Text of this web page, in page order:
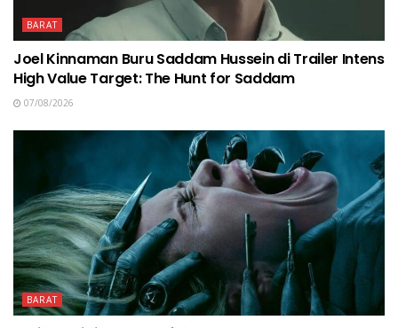
BARAT
Joel Kinnaman Buru Saddam Hussein di Trailer Intens
High Value Target: The Hunt for Saddam
07/08/2026
BARAT